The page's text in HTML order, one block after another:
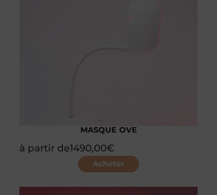
MASQUE OVE
à partir de1490,00€
Acheter